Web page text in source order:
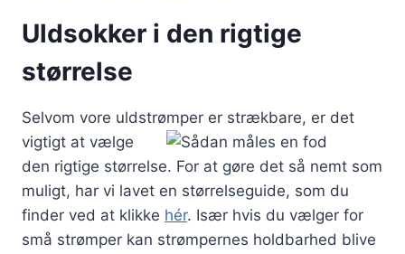
Uldsokker i den rigtige
størrelse
Selvom vore uldstrømper er strækbare, er det
vigtigt at vælge
den rigtige størrelse. For at gøre det så nemt som
muligt, har vi lavet en størrelseguide, som du
finder ved at klikke hér. Især hvis du vælger for
små strømper kan strømpernes holdbarhed blive